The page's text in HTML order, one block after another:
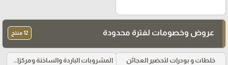
عروض وخصومات لفترة محدودة 12 منتج
خلطات و بودرات لتحضير العجائن المشروبات الباردة والساخنة ومركزات الموهيتو